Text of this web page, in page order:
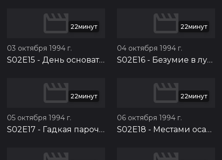
22минут
03 октября 1994 г.
S02E15 - День основателя
22минут
04 октября 1994 г.
S02E16 - Безумие в лунную ночь
22минут
05 октября 1994 г.
S02E17 - Гадкая парочка
22минут
06 октября 1994 г.
S02E18 - Местами осадки